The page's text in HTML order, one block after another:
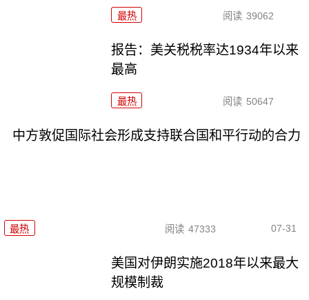
最热 阅读 39062
报告：美关税税率达1934年以来
最高
最热 阅读 50647
中方敦促国际社会形成支持联合国和平行动的合力
最热 阅读 47333 07-31
美国对伊朗实施2018年以来最大
规模制裁